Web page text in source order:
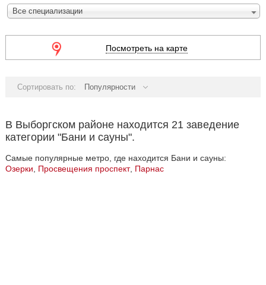
Все специализации
Посмотреть на карте
Сортировать по: Популярности
В Выборгском районе находится 21 заведение
категории "Бани и сауны".
Самые популярные метро, где находится Бани и сауны:
Озерки
Просвещения проспект, Парнас